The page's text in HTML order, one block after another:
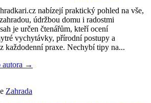
nabízejí praktický pohled na vše,
údržbou domu i radostmi
je určen čtenářům, kteří ocení
vychytávky, přírodní postupy a
každodenní praxe. Nechybí tipy na...
autora →
Zahrada